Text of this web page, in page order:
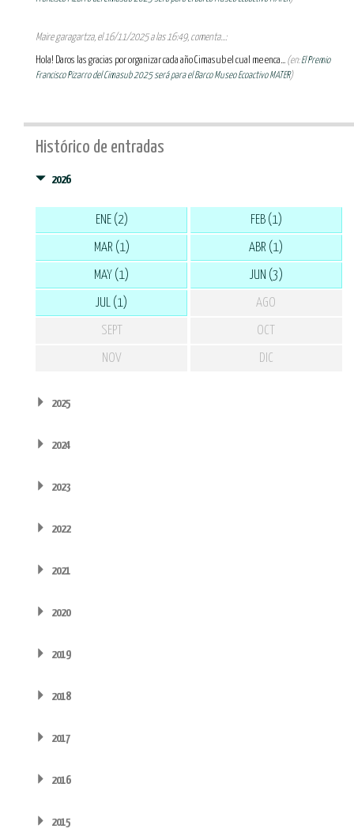
Maire garagartza, el 16/11/2025 a las 16:49, comenta...:
Hola! Daros las gracias por organizar cada año Cimasub el cual me enca... (en:El Premio
Francisco Pizarro del Cimasub 2025 será para el Barco Museo Ecoactivo MATER)
Histórico de entradas
2026
ENE (2) FEB (1)
MAR (1) ABR (1)
MAY (1) JUN (3)
JUL (1) AGO
SEPT OCT
NOV DIC
2025
2024
2023
2022
2021
2020
2019
2018
2017
2016
2015